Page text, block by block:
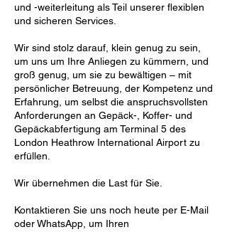
und -weiterleitung als Teil unserer flexiblen
und sicheren Services.
Wir sind stolz darauf, klein genug zu sein,
um uns um Ihre Anliegen zu kümmern, und
groß genug, um sie zu bewältigen – mit
persönlicher Betreuung, der Kompetenz und
Erfahrung, um selbst die anspruchsvollsten
Anforderungen an Gepäck-, Koffer- und
Gepäckabfertigung am Terminal 5 des
London Heathrow International Airport zu
erfüllen.
Wir übernehmen die Last für Sie.
Kontaktieren Sie uns noch heute per E-Mail
oder WhatsApp, um Ihren